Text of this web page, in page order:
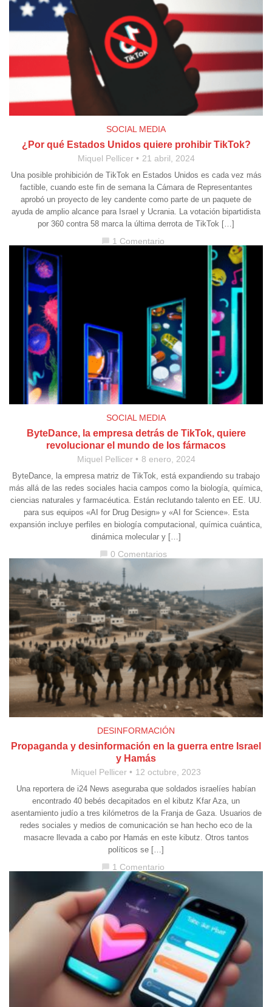
SOCIAL MEDIA
¿Por qué Estados Unidos quiere prohibir TikTok?
Miquel Pellicer 21 abril, 2024
Una posible prohibición de TikTok en Estados Unidos es cada vez más
factible, cuando este fin de semana la Cámara de Representantes
aprobó un proyecto de ley candente como parte de un paquete de
ayuda de amplio alcance para Israel y Ucrania. La votación bipartidista
por 360 contra 58 marca la última derrota de TikTok […]
1 Comentario
SOCIAL MEDIA
ByteDance, la empresa detrás de TikTok, quiere
revolucionar el mundo de los fármacos
Miquel Pellicer 8 enero, 2024
ByteDance, la empresa matriz de TikTok, está expandiendo su trabajo
más allá de las redes sociales hacia campos como la biología, química,
ciencias naturales y farmacéutica. Están reclutando talento en EE. UU.
para sus equipos «AI for Drug Design» y «AI for Science». Esta
expansión incluye perfiles en biología computacional, química cuántica,
dinámica molecular y […]
0 Comentarios
DESINFORMACIÓN
Propaganda y desinformación en la guerra entre Israel
y Hamás
Miquel Pellicer 12 octubre, 2023
Una reportera de i24 News aseguraba que soldados israelíes habían
encontrado 40 bebés decapitados en el kibutz Kfar Aza, un
asentamiento judío a tres kilómetros de la Franja de Gaza. Usuarios de
redes sociales y medios de comunicación se han hecho eco de la
masacre llevada a cabo por Hamás en este kibutz. Otros tantos
políticos se […]
chat_bubble 1 Comentario